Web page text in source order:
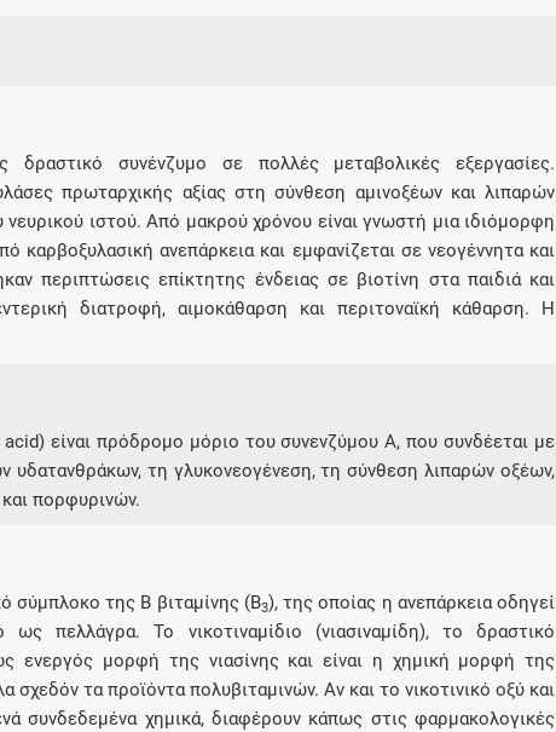
συνένζυμο σε πολλές μεταβολικές εξεργασίες.
πρωταρχικής αξίας στη σύνθεση αμινοξέων και λιπαρών
ιστού. Από μακρού χρόνου είναι γνωστή μια ιδιόμορφη
καρβοξυλασική ανεπάρκεια και εμφανίζεται σε νεογέννητα και
περιπτώσεις επίκτητης ένδειας σε βιοτίνη στα παιδιά και
διατροφή, αιμοκάθαρση και περιτοναϊκή κάθαρση. Η
είναι πρόδρομο μόριο του συνενζύμου Α, που συνδέεται με
υδατανθράκων, τη γλυκονεογένεση, τη σύνθεση λιπαρών οξέων,
πορφυρινών.
σύμπλοκο της Β βιταμίνης (Β3), της οποίας η ανεπάρκεια οδηγεί
πελλάγρα. Το νικοτιναμίδιο (νιασιναμίδη), το δραστικό
ενεργός μορφή της νιασίνης και είναι η χημική μορφή της
σχεδόν τα προϊόντα πολυβιταμινών. Αν και το νικοτινικό οξύ και
συνδεδεμένα χημικά, διαφέρουν κάπως στις φαρμακολογικές